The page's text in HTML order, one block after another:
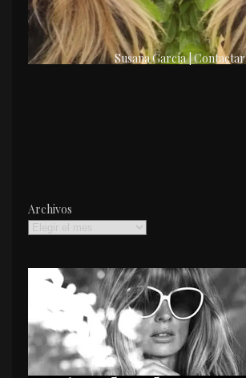
Susana García | Contactar
Archivos